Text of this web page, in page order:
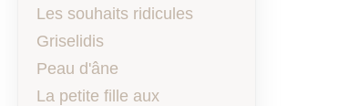
Les souhaits ridicules
Griselidis
Peau d'âne
La petite fille aux